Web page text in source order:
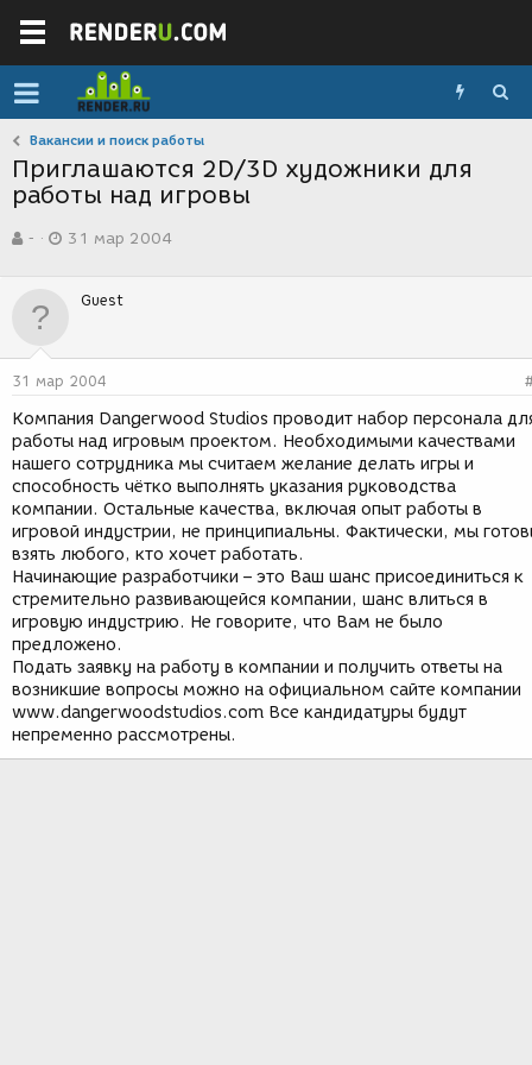
Вакансии и поиск работы
Приглашаются 2D/3D художники для
работы над игровы
в
р
м
-
а
д
н
и
я
31 мар 2004
Guest
31 мар 2004
Компания Dangerwood Studios проводит набор персонала
работы над игровым проектом. Необходимыми качествами
нашего сотрудника мы считаем желание делать игры и
способность чётко выполнять указания руководства
компании. Остальные качества, включая опыт работы в
игровой индустрии, не принципиальны. Фактически, мы
взять любого, кто хочет работать.
Начинающие разработчики – это Ваш шанс присоединиться к
стремительно развивающейся компании, шанс влиться в
игровую индустрию. Не говорите, что Вам не было
предложено.
Подать заявку на работу в компании и получить ответы на
возникшие вопросы можно на официальном сайте компании
www.dangerwoodstudios.com Все кандидатуры будут
непременно рассмотрены.